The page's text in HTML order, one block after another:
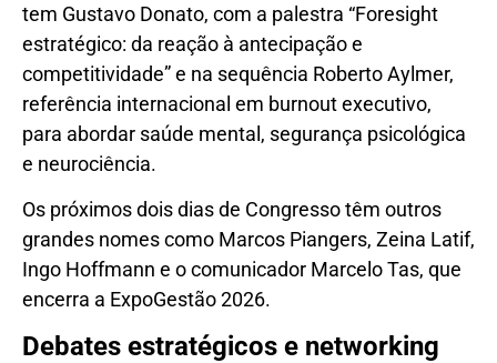
tem Gustavo Donato, com a palestra “Foresight
estratégico: da reação à antecipação e
competitividade” e na sequência Roberto Aylmer,
referência internacional em burnout executivo,
para abordar saúde mental, segurança psicológica
e neurociência.
Os próximos dois dias de Congresso têm outros
grandes nomes como Marcos Piangers, Zeina Latif,
Ingo Hoffmann e o comunicador Marcelo Tas, que
encerra a ExpoGestão 2026.
Debates estratégicos e networking